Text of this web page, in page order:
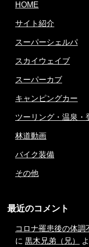
HOME
サイト紹介
スーパーシェルパ
スカイウェイブ
スーパーカブ
キャンピングカー
ツーリング・温泉・
林道動画
バイク装備
その他
最近のコメント
コロナ罹患後の体
に 黒木兄弟（兄）